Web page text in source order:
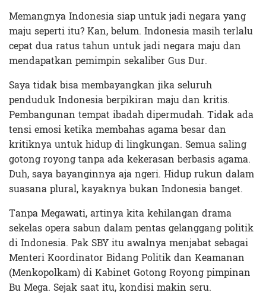
Memangnya Indonesia siap untuk jadi negara yang
maju seperti itu? Kan, belum. Indonesia masih terlalu
cepat dua ratus tahun untuk jadi negara maju dan
mendapatkan pemimpin sekaliber Gus Dur.
Saya tidak bisa membayangkan jika seluruh
penduduk Indonesia berpikiran maju dan kritis.
Pembangunan tempat ibadah dipermudah. Tidak ada
tensi emosi ketika membahas agama besar dan
kritiknya untuk hidup di lingkungan. Semua saling
gotong royong tanpa ada kekerasan berbasis agama.
Duh, saya bayanginnya aja ngeri. Hidup rukun dalam
suasana plural, kayaknya bukan Indonesia banget.
Tanpa Megawati, artinya kita kehilangan drama
sekelas opera sabun dalam pentas gelanggang politik
di Indonesia. Pak SBY itu awalnya menjabat sebagai
Menteri Koordinator Bidang Politik dan Keamanan
(Menkopolkam) di Kabinet Gotong Royong pimpinan
Bu Mega. Sejak saat itu, kondisi makin seru.